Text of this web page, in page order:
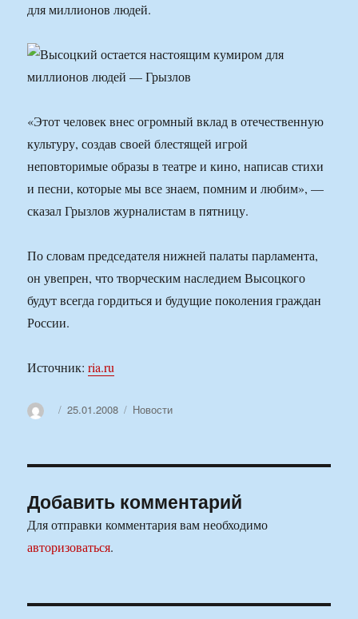
для миллионов людей.
«Этот человек внес огромный вклад в отечественную
культуру, создав своей блестящей игрой
неповторимые образы в театре и кино, написав стихи
и песни, которые мы все знаем, помним и любим», —
сказал Грызлов журналистам в пятницу.
По словам председателя нижней палаты парламента,
он увепрен, что творческим наследием Высоцкого
будут всегда гордиться и будущие поколения граждан
России.
Источник:ria.ru
АвторОпубликовано
25.01.2008 Рубрики
Новости
Добавить комментарий
Для отправки комментария вам необходимо
авторизоваться.